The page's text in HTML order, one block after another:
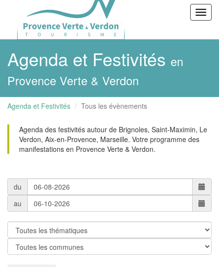
Agenda et Festivités en
Provence Verte & Verdon
Agenda et Festivités Tous les évènements
Agenda des festivités autour de Brignoles, Saint-Maximin, Le
Verdon, Aix-en-Provence, Marseille. Votre programme des
manifestations en Provence Verte & Verdon.
du
au